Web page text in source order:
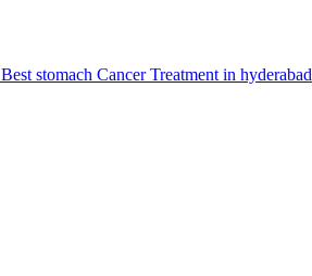
stomach Cancer Treatment in hyderabad